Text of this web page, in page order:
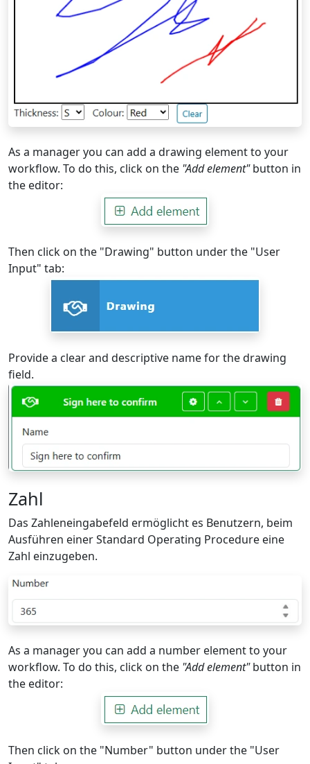
As a manager you can add a drawing element to your
workflow. To do this, click on the "Add element"button in
the editor:
Then click on the "Drawing" button under the "User
Input" tab:
Provide a clear and descriptive name for the drawing
field.
Zahl
Das Zahleneingabefeld ermöglicht es Benutzern, beim
Ausführen einer Standard Operating Procedure eine
Zahl einzugeben.
As a manager you can add a number element to your
workflow. To do this, click on the "Add element"button in
the editor:
Then click on the "Number" button under the "User